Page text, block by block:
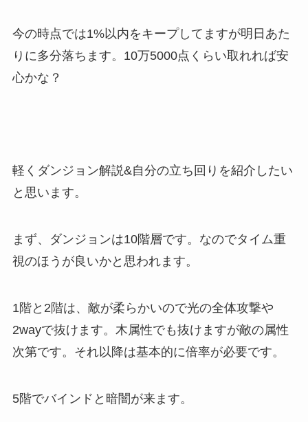
今の時点では1%以内をキープしてますが明日あた
りに多分落ちます。10万5000点くらい取れれば安
心かな？
軽くダンジョン解説&自分の立ち回りを紹介したい
と思います。
まず、ダンジョンは10階層です。なのでタイム重
視のほうが良いかと思われます。
1階と2階は、敵が柔らかいので光の全体攻撃や
2wayで抜けます。木属性でも抜けますが敵の属性
次第です。それ以降は基本的に倍率が必要です。
5階でバインドと暗闇が来ます。